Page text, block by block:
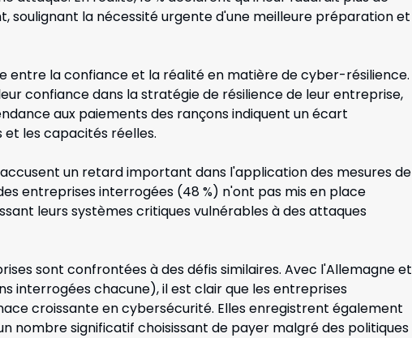
soulignant la nécessité urgente d'une meilleure préparation et
entre la confiance et la réalité en matière de cyber-résilience.
confiance dans la stratégie de résilience de leur entreprise,
aux paiements des rançons indiquent un écart
les capacités réelles.
un retard important dans l'application des mesures de
entreprises interrogées (48 %) n'ont pas mis en place
leurs systèmes critiques vulnérables à des attaques
sont confrontées à des défis similaires. Avec l'Allemagne et
interrogées chacune), il est clair que les entreprises
croissante en cybersécurité. Elles enregistrent également
nombre significatif choisissant de payer malgré des politiques